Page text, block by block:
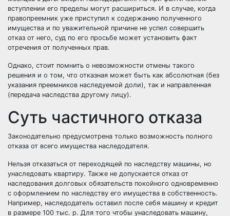
вступлении его пределы могут расшириться. И в случае, когда
правопреемник уже приступил к содержанию полученного
имущества и по уважительной причине не успел совершить
отказ от него, суд по его просьбе может установить факт
отречения от полученных прав.
Однако, стоит помнить о невозможности отмены такого
решения и о том, что отказная может быть как абсолютная (без
указания преемников наследуемой доли), так и направленная
(передача наследства другому лицу).
Суть частичного отказа
Законодательно предусмотрена только возможность полного
отказа от всего имущества наследодателя.
Нельзя отказаться от переходящей по наследству машины, но
унаследовать квартиру. Также не допускается отказ от
наследования долговых обязательств покойного одновременно
с оформлением по наследству его имущества в собственность.
Например, наследодатель оставил после себя машину и кредит
в размере 100 тыс. р. Для того чтобы унаследовать машину,